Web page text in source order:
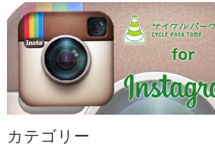
カテゴリー